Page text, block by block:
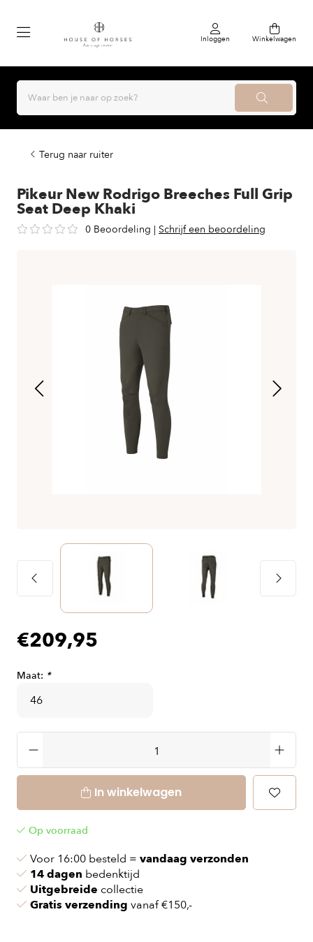
Inloggen Winkelwagen
Terug naar ruiter
Pikeur New Rodrigo Breeches Full Grip
Seat Deep Khaki
0 Beoordeling | Schrijf een beoordeling
€209,95
Maat: *
In winkelwagen
Op voorraad
Voor 16:00 besteld = vandaag verzonden
14 dagen bedenktijd
Uitgebreide collectie
Gratis verzending vanaf €150,-